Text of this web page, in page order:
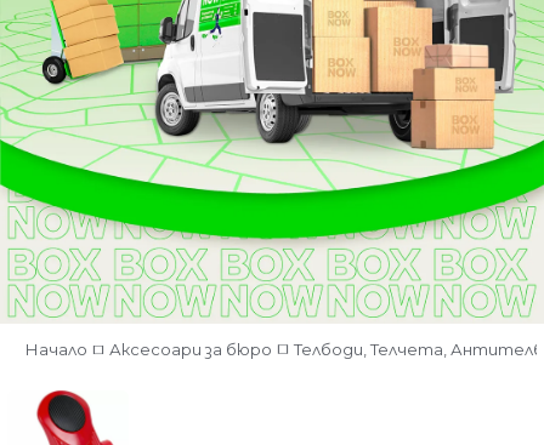
Начало Аксесоари за бюро Телбоди, Телчета,